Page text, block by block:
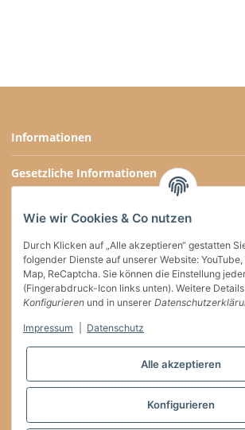
Informationen
Gesetzliche Informationen
Social Media
Versand
Vertrag widerrufen
* * Diese Marke gehört Dritten, die keinerlei Verbindung
Wie wir Cookies & Co nutzen
Durch Klicken auf „Alle akzeptieren“ gestatten
folgender Dienste auf unserer Website: YouTube,
Map, ReCaptcha. Sie können die Einstellung
(Fingerabdruck-Icon links unten). Weitere
Konfigurieren und in unserer
Impressum Datenschutz
Alle akzeptieren
Konfigurieren